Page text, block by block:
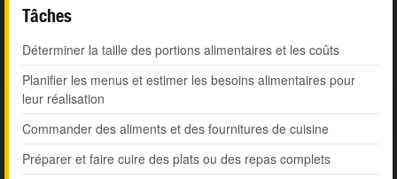
Tâches
Déterminer la taille des portions alimentaires et les coûts
Planifier les menus et estimer les besoins alimentaires pour
leur réalisation
Commander des aliments et des fournitures de cuisine
Préparer et faire cuire des plats ou des repas complets